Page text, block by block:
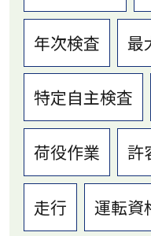
年次検査 最
特定自主検査
荷役作業 許
走行 運転資